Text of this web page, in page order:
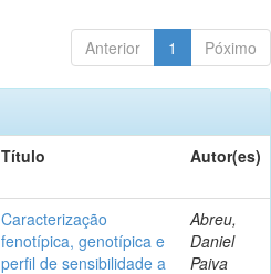
Anterior 1 Póximo
Título Autor(es)
Caracterização
fenotípica, genotípica e
perfil de sensibilidade a
Abreu,
Daniel
Paiva